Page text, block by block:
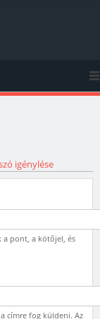
igénylése
a pont, a kötőjel, és
címre fog küldeni. Az